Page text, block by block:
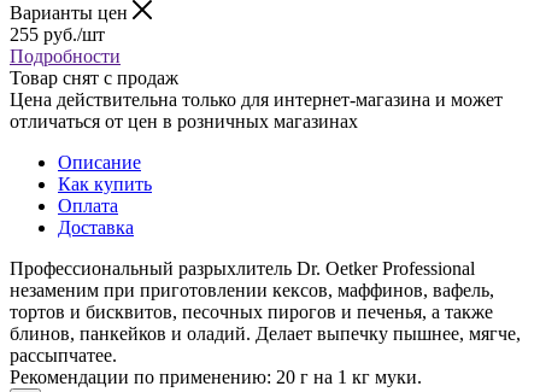
Варианты цен
255 руб./шт
Подробности
Товар снят с продаж
Цена действительна только для интернет-магазина и может
отличаться от цен в розничных магазинах
Описание
Как купить
Оплата
Доставка
Профессиональный разрыхлитель Dr. Oetker Professional
незаменим при приготовлении кексов, маффинов, вафель,
тортов и бисквитов, песочных пирогов и печенья, а также
блинов, панкейков и оладий. Делает выпечку пышнее, мягче,
рассыпчатее.
Рекомендации по применению: 20 г на 1 кг муки.